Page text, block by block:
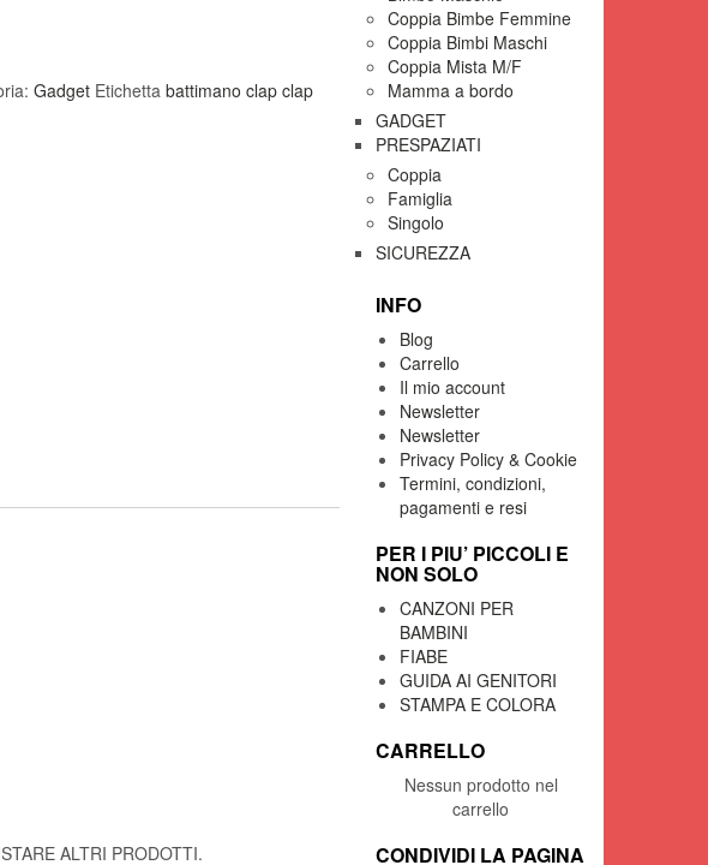
Gadget Etichettabattimano clap clap
ALTRI PRODOTTI.
Coppia Bimbe Femmine
Coppia Bimbi Maschi
Coppia Mista M/F
Mamma a bordo
GADGET
PRESPAZIATI
Coppia
Famiglia
Singolo
SICUREZZA
INFO
Blog
Carrello
Il mio account
Newsletter
Newsletter
Privacy Policy & Cookie
Termini, condizioni,
pagamenti e resi
PER I PIU’ PICCOLI E
NON SOLO
CANZONI PER
BAMBINI
FIABE
GUIDA AI GENITORI
STAMPA E COLORA
CARRELLO
Nessun prodotto nel
carrello
CONDIVIDI LA PAGINA